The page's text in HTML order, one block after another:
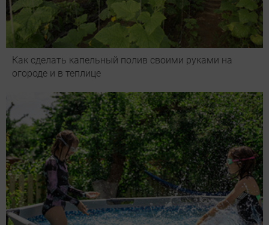
Как сделать капельный полив своими руками на
огороде и в теплице